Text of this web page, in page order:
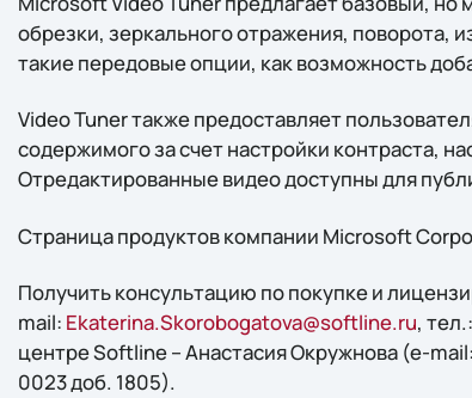
обрезки, зеркального отражения, поворота,
такие передовые опции, как возможность
Video Tuner также предоставляет
содержимого за счет настройки контраста,
Отредактированные видео доступны для
Страница продуктов компании Microsoft
Получить консультацию по покупке и
mail: Ekaterina.Skorobogatova@softline.ru,
центре Softline – Анастасия Окружнова (e-mail:
0023 доб. 1805).